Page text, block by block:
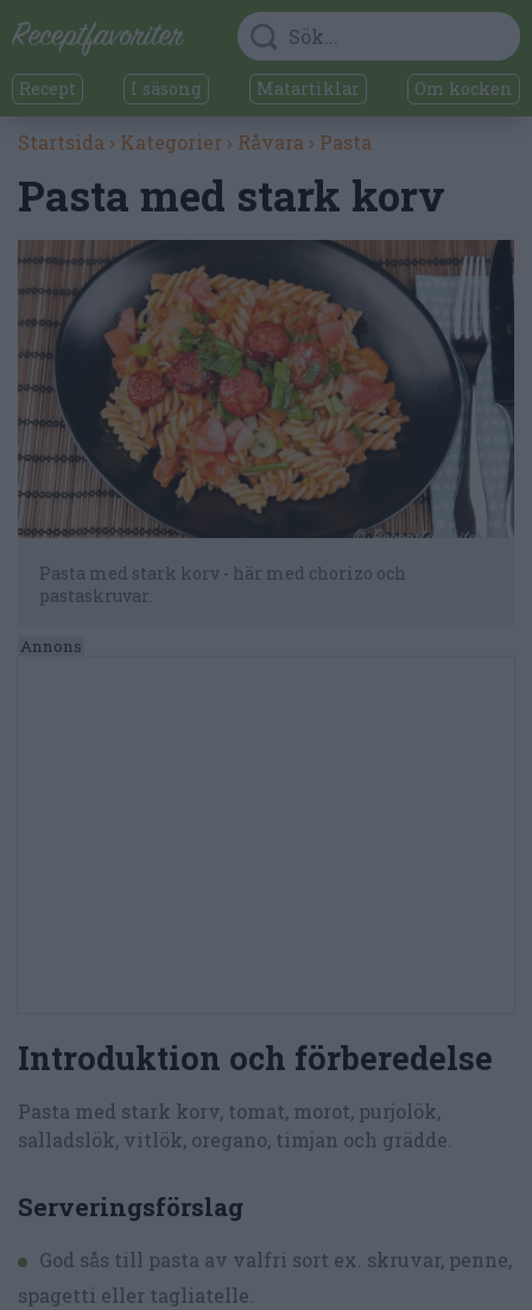
Recept I säsong Matartiklar Om kocken
Startsida › Kategorier › Råvara › Pasta
Pasta med stark korv
Pasta med stark korv - här med chorizo och
pastaskruvar.
Introduktion och förberedelse
Pasta med stark korv, tomat, morot, purjolök,
salladslök, vitlök, oregano, timjan och grädde.
Serveringsförslag
God sås till pasta av valfri sort ex. skruvar, penne,
spagetti eller tagliatelle.